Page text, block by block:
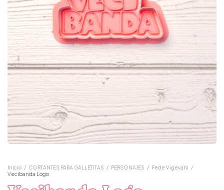
Inicio / CORTANTES PARA GALLETITAS / PERSONAJES / Fede Vigevani /
Vecibanda Logo